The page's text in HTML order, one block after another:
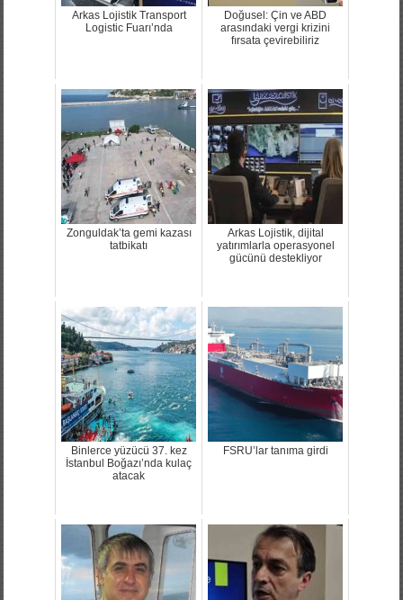
Arkas Lojistik Transport
Logistic Fuarı’nda
Doğusel: Çin ve ABD
arasındaki vergi krizini
fırsata çevirebiliriz
Zonguldak’ta gemi kazası
tatbikatı
Arkas Lojistik, dijital
yatırımlarla operasyonel
gücünü destekliyor
Binlerce yüzücü 37. kez
İstanbul Boğazı’nda kulaç
atacak
FSRU’lar tanıma girdi